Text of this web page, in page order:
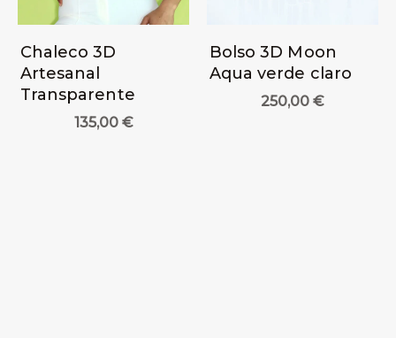
Chaleco 3D
Artesanal
Transparente
135,00 €
Bolso 3D Moon
Aqua verde claro
250,00 €